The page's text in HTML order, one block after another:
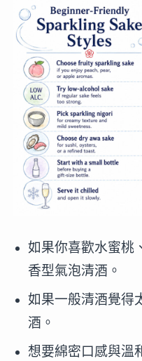
如果你喜歡水蜜桃
香型氣泡清酒。
如果一般清酒覺得
酒。
想要綿密口感與溫